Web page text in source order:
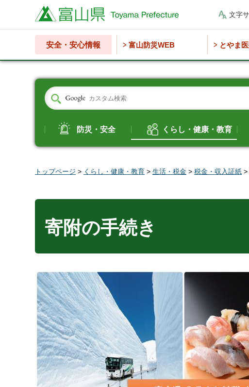
富山県 文字
安全・安心情報 富山防災WEB とやま
防災・安全 くらし・健康・教育
トップページ > くらし・健康・教育 > 生活・税金 > 税金・収入証紙 >
寄附の手続き